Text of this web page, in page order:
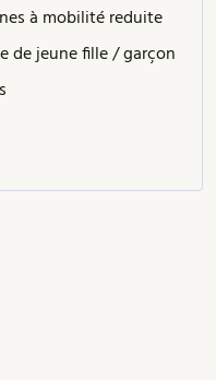
à mobilité reduite
de jeune fille / garçon